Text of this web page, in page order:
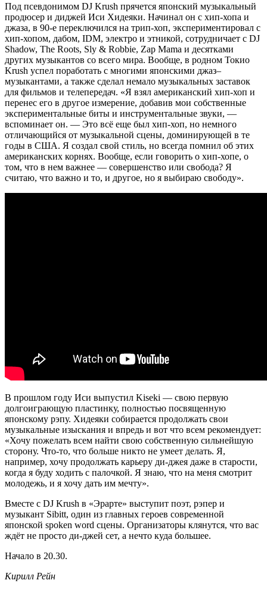
Под псевдонимом DJ Krush прячется японский музыкальный
продюсер и диджей Иси Хидеяки. Начинал он с хип-хопа и
джаза, в 90-е переключился на трип-хоп, экспериментировал с
хип-хопом, дабом, IDM, электро и этникой, сотрудничает с DJ
Shadow, The Roots, Sly & Robbie, Zap Mama и десятками
других музыкантов со всего мира. Вообще, в родном Токио
Krush успел поработать с многими японскими джаз–
музыкантами, а также сделал немало музыкальных заставок
для фильмов и телепередач. «Я взял американский хип-хоп и
перенес его в другое измерение, добавив мои собственные
экспериментальные биты и инструментальные звуки, —
вспоминает он. — Это всё еще был хип-хоп, но немного
отличающийся от музыкальной сцены, доминирующей в те
годы в США. Я создал свой стиль, но всегда помнил об этих
американских корнях. Вообще, если говорить о хип-хопе, о
том, что в нем важнее — совершенство или свобода? Я
считаю, что важно и то, и другое, но я выбираю свободу».
В прошлом году Иси выпустил Kiseki — свою первую
долгоиграющую пластинку, полностью посвященную
японскому рэпу. Хидеяки собирается продолжать свои
музыкальные изыскания и впредь и вот что всем рекомендует:
«Хочу пожелать всем найти свою собственную сильнейшую
сторону. Что-то, что больше никто не умеет делать. Я,
например, хочу продолжать карьеру ди-джея даже в старости,
когда я буду ходить с палочкой. Я знаю, что на меня смотрит
молодежь, и я хочу дать им мечту».
Вместе с DJ Krush в «Эрарте» выступит поэт, рэпер и
музыкант Sibitt, один из главных героев современной
японской spoken word сцены. Организаторы клянутся, что вас
ждёт не просто ди-джей сет, а нечто куда большее.
Начало в 20.30.
Кирилл Рейн